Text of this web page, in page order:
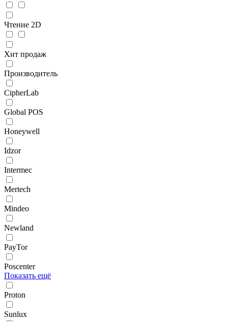
Чтение 2D
Хит продаж
Производитель
CipherLab
Global POS
Honeywell
Idzor
Intermec
Mertech
Mindeo
Newland
PayTor
Poscenter
Показать ещё
Proton
Sunlux